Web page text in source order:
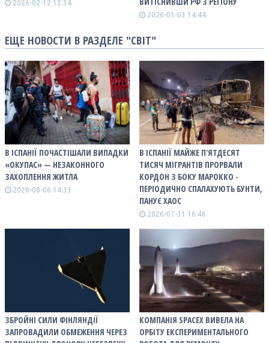
2026-02-12 13:34
2026-01-03 14:44
ЕЩЕ НОВОСТИ В РАЗДЕЛЕ "СВІТ"
В ІСПАНІЇ ПОЧАСТІШАЛИ ВИПАДКИ
«ОКУПАС» — НЕЗАКОННОГО
ЗАХОПЛЕННЯ ЖИТЛА
2026-08-06 14:33
В ІСПАНІЇ МАЙЖЕ П'ЯТДЕСЯТ
ТИСЯЧ МІГРАНТІВ ПРОРВАЛИ
КОРДОН З БОКУ МАРОККО -
ПЕРІОДИЧНО СПАЛАХУЮТЬ БУНТИ,
ПАНУЄ ХАОС
2026-07-31 16:46
ЗБРОЙНІ СИЛИ ФІНЛЯНДІЇ
ЗАПРОВАДИЛИ ОБМЕЖЕННЯ ЧЕРЕЗ
КОМПАНІЯ SPACEX ВИВЕЛА НА
ОРБІТУ ЕКСПЕРИМЕНТАЛЬНОГО